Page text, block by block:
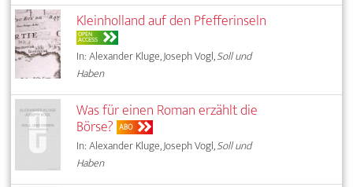
Kleinholland auf den Pfefferinseln
OPEN
ACCESS
In: Alexander Kluge, Joseph Vogl,Soll und
Haben
Was für einen Roman erzählt die
Börse? ABO
In: Alexander Kluge, Joseph Vogl,Soll und
Haben